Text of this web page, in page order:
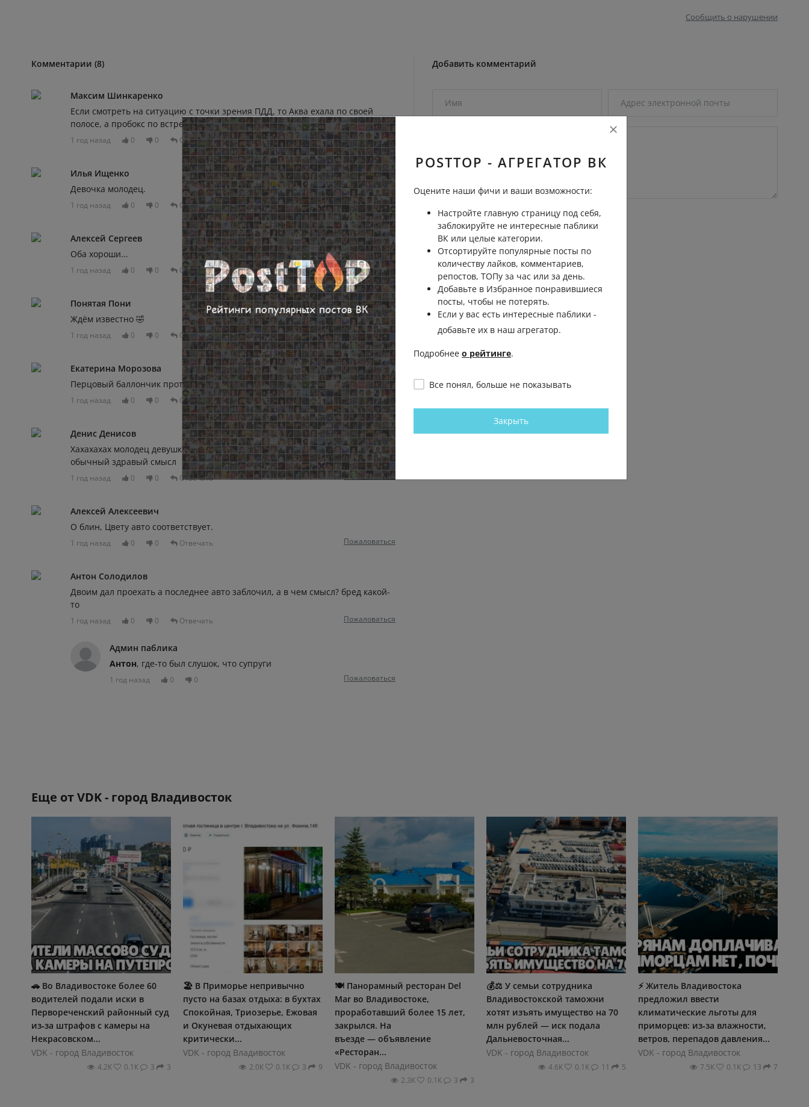
Сообщить о нарушении
Комментарии (8)
Максим Шинкаренко
Если смотреть на ситуацию с точки зрения ПДД, то Аква ехала по своей
полосе, а пробокс по встречке. Знаков односторонняя дорога не видно.
1 год назад 0 0 Отвечать Пожаловаться
Илья Ищенко
Девочка молодец.
1 год назад 0 0 Отвечать Пожаловаться
Алексей Сергеев
Оба хороши...
1 год назад 0 0 Отвечать Пожаловаться
Понятая Пони
Ждём известно 🤣
1 год назад 0 0 Отвечать Пожаловаться
Екатерина Морозова
Перцовый баллончик против таких идиотов неплохо работает.
1 год назад 0 0 Отвечать Пожаловаться
Денис Денисов
Хахахахах молодец девушка, умничка, водитель аквы идиот, там работает
обычный здравый смысл
1 год назад 0 0 Отвечать Пожаловаться
Алексей Алексеевич
О блин, Цвету авто соответствует.
1 год назад 0 0 Отвечать Пожаловаться
Антон Солодилов
Двоим дал проехать а последнее авто заблочил, а в чем смысл? бред какой-
то
1 год назад 0 0 Отвечать Пожаловаться
Админ паблика
Антон, где-то был слушок, что супруги
1 год назад 0 0 Пожаловаться
Добавить комментарий
Отправить на рассмотрение
Еще отVDK - город Владивосток
🚗 Во Владивостоке более 60
водителей подали иски в
Первореченский районный суд
из‑за штрафов с камеры на
Некрасовском...
VDK - город Владивосток
4.2К 0.1К 3 3
🏖️ В Приморье непривычно
пусто на базах отдыха: в бухтах
Спокойная, Триозерье, Ежовая
и Окуневая отдыхающих
критически...
VDK - город Владивосток
2.0К 0.1К 3 9
🍽️ Панорамный ресторан Del
Mar во Владивостоке,
проработавший более 15 лет,
закрылся. На
въезде — объявление
«Ресторан...
VDK - город Владивосток
2.3К 0.1К 3 3
💰⚖ У семьи сотрудника
Владивостокской таможни
хотят изъять имущество на 70
млн рублей — иск подала
Дальневосточная...
VDK - город Владивосток
4.6К 0.1К 11 5
⚡ Житель Владивостока
предложил ввести
климатические льготы для
приморцев: из‑за влажности,
ветров, перепадов давления...
VDK - город Владивосток
7.5К 0.1К 13 7
POSTTOP - АГРЕГАТОР ВК
Оцените наши фичи и ваши возможности:
Настройте главную страницу под себя,
заблокируйте не интересные паблики
ВК или целые категории.
Отсортируйте популярные посты по
количеству лайков, комментариев,
репостов, ТОПу за час или за день.
Добавьте в Избранное понравившиеся
посты, чтобы не потерять.
Если у вас есть интересные паблики -
добавьте их в наш агрегатор.
Подробнее о рейтинге.
Все понял, больше не показывать
Закрыть